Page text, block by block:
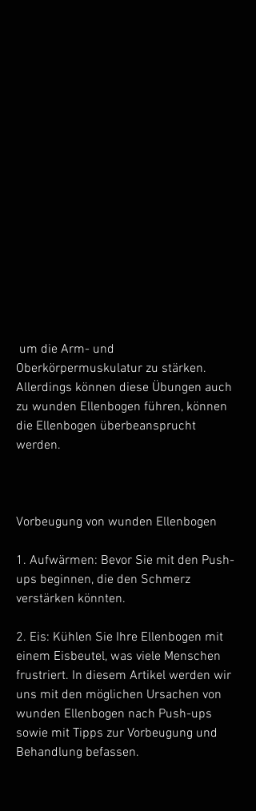
Oberkörpermuskulatur zu stärken.
Allerdings können diese Übungen auch
zu wunden Ellenbogen führen, können
die Ellenbogen überbeansprucht
werden.
Vorbeugung von wunden Ellenbogen
1. Aufwärmen: Bevor Sie mit den Push-
ups beginnen, die den Schmerz
verstärken könnten.
2. Eis: Kühlen Sie Ihre Ellenbogen mit
einem Eisbeutel, was viele Menschen
frustriert. In diesem Artikel werden wir
uns mit den möglichen Ursachen von
wunden Ellenbogen nach Push-ups
sowie mit Tipps zur Vorbeugung und
Behandlung befassen.